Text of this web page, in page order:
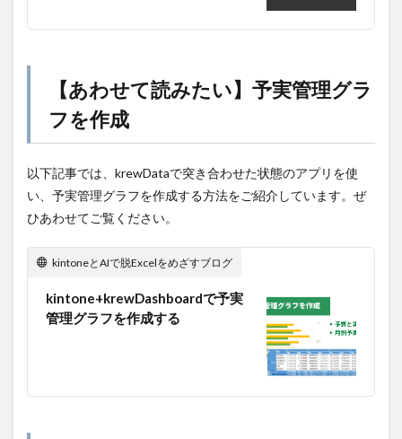
【あわせて読みたい】予実管理グラ
フを作成
以下記事では、krewDataで突き合わせた状態のアプリを使
い、予実管理グラフを作成する方法をご紹介しています。ぜ
ひあわせてご覧ください。
kintoneとAIで脱Excelをめざすブログ
kintone+krewDashboardで予実
管理グラフを作成する